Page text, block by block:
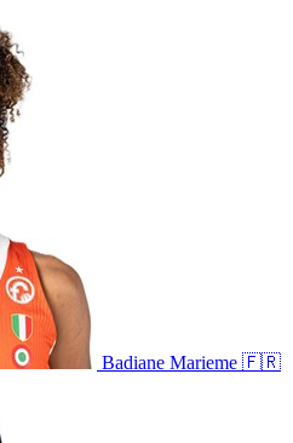
Badiane Marieme 🇫🇷